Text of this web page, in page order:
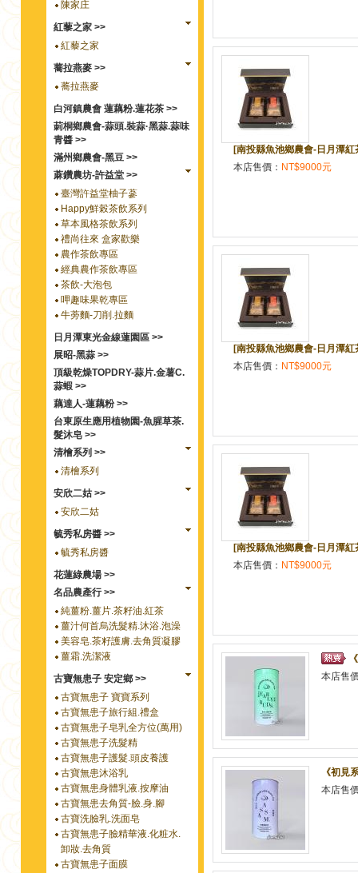
陳家庄
紅藜之家 >>
紅藜之家
蕎拉燕麥 >>
蕎拉燕麥
白河鎮農會 蓮藕粉.蓮花茶 >>
莿桐鄉農會-蒜頭.裝蒜·黑蒜.蒜味
青醬 >>
滿州鄉農會-黑豆 >>
蔴鑽農坊-許益堂 >>
臺灣許益堂柚子蔘
Happy鮮榖茶飲系列
草本風格茶飲系列
禮尚往來 盒家歡樂
農作茶飲專區
經典農作茶飲專區
茶飲-大泡包
呷趣味果乾專區
牛蒡麵-刀削.拉麵
日月潭東光金線蓮園區 >>
展昭-黑蒜 >>
頂級乾燥TOPDRY-蒜片.金薯C.
蒜蝦 >>
藕達人-蓮藕粉 >>
台東原生應用植物園-魚腥草茶.
髮沐皂 >>
清檜系列 >>
清檜系列
安欣二姑 >>
安欣二姑
毓秀私房醬 >>
毓秀私房醬
花蓮綠農場 >>
名品農產行 >>
純薑粉.薑片.茶籽油.紅茶
薑汁何首烏洗髮精.沐浴.泡澡
美容皂.茶籽護膚.去角質凝膠
薑霜.洗潔液
古寶無患子 安定鄉 >>
古寶無患子 寶寶系列
古寶無患子旅行組.禮盒
古寶無患子皂乳全方位(萬用)
古寶無患子洗髮精
古寶無患子護髮.頭皮養護
古寶無患沐浴乳
古寶無患身體乳液.按摩油
古寶無患去角質-臉.身.腳
古寶洗臉乳.洗面皂
古寶無患子臉精華液.化粧水.
卸妝.去角質
古寶無患子面膜
[南投縣魚池鄉農會-日月潭
本店售價： NT$9000元
[南投縣魚池鄉農會-日月潭
本店售價： NT$9000元
[南投縣魚池鄉農會-日月潭
本店售價： NT$9000元
本店售
《初見
本店售